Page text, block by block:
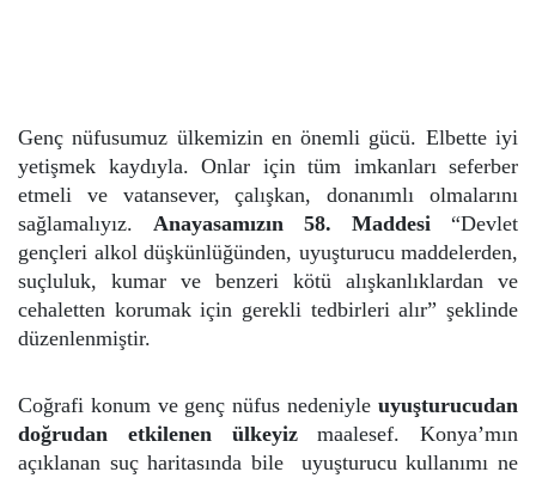
Genç nüfusumuz ülkemizin en önemli gücü. Elbette iyi
yetişmek kaydıyla. Onlar için tüm imkanları seferber
etmeli ve vatansever, çalışkan, donanımlı olmalarını
sağlamalıyız. Anayasamızın 58. Maddesi “Devlet
gençleri alkol düşkünlüğünden, uyuşturucu maddelerden,
suçluluk, kumar ve benzeri kötü alışkanlıklardan ve
cehaletten korumak için gerekli tedbirleri alır” şeklinde
düzenlenmiştir.
Coğrafi konum ve genç nüfus nedeniyle uyuşturucudan
doğrudan etkilenen ülkeyizmaalesef. Konya’mın
açıklanan suç haritasında bile uyuşturucu kullanımı ne